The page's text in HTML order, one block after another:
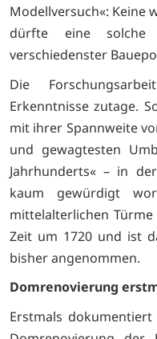
Modellversuch«: Keine
dürfte eine solche
verschiedenster
Die
Erkenntnisse zutage.
mit ihrer Spannweite
und gewagtesten
Jahrhunderts« – in
kaum gewürdigt
mittelalterlichen
Zeit um 1720 und ist
bisher angenommen.
Domrenovierung
Erstmals